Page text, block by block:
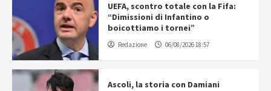
UEFA, scontro totale con la Fifa:
“Dimissioni di Infantino o
boicottiamo i tornei”
Redazione 06/08/2026 18:57
Ascoli, la storia con Damiani